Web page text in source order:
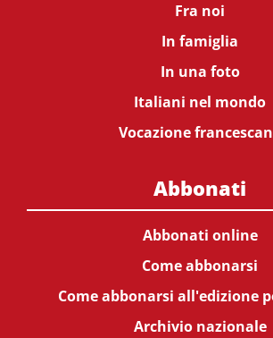
Fra noi
In famiglia
In una foto
Italiani nel mondo
Vocazione
Abbonati
Abbonati online
Come abbonarsi
Come abbonarsi all'edizione
Archivio nazionale